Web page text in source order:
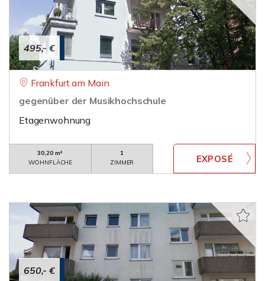
495,- €
Frankfurt am Main
gegenüber der Musikhochschule
Etagenwohnung
30,20 m²
WOHNFLÄCHE
1
ZIMMER
650,- €